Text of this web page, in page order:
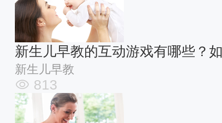
新生儿早教的互动游戏有哪些？
新生儿早教
813